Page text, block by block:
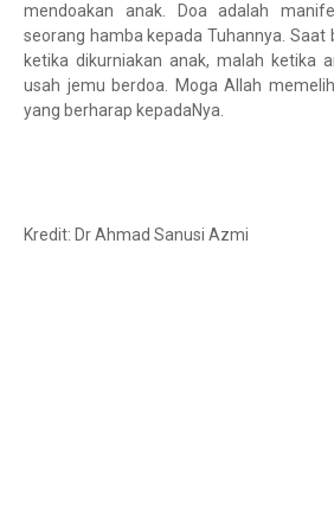
mendoakan anak. Doa adalah
seorang hamba kepada Tuhannya. Saat
ketika dikurniakan anak, malah ketika
usah jemu berdoa. Moga Allah
yang berharap kepadaNya.
Kredit: Dr Ahmad Sanusi Azmi